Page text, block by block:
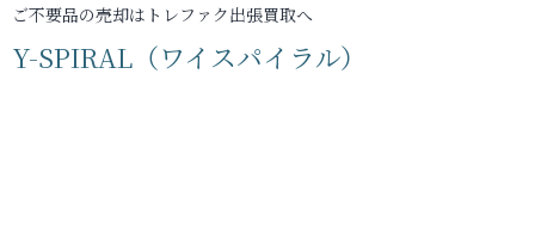
ご不要品の売却はトレファク出張買取へ
Y-SPIRAL（ワイスパイラル）